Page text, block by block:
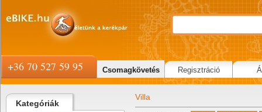
Kategóriák
Villa
+36 70 527 59 95 Csomagkövetés Regisztráció